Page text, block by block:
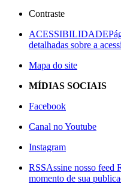
Contraste
ACESSIBILIDADE
detalhadas sobre a
Mapa do site
MÍDIAS SOCIAIS
Facebook
Canal no Youtube
Instagram
RSSAssine nosso feed
momento de sua